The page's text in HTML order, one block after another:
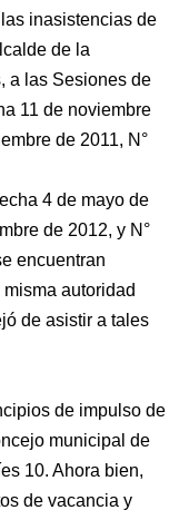
inasistencias de
de la
a las Sesiones de
11 de noviembre
de 2011, N°
4 de mayo de
de 2012, y N°
encuentran
autoridad
de asistir a tales
de impulso de
municipal de
10. Ahora bien,
de vacancia y